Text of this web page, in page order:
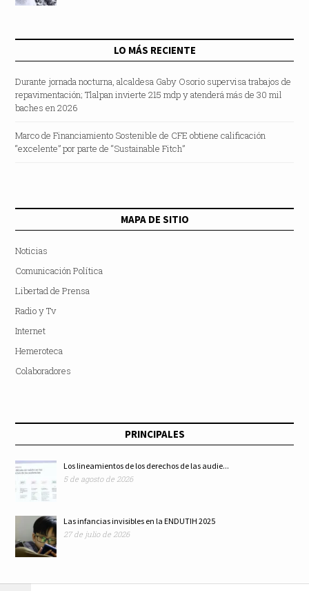
LO MÁS RECIENTE
Durante jornada nocturna, alcaldesa Gaby Osorio supervisa trabajos de
repavimentación; Tlalpan invierte 215 mdp y atenderá más de 30 mil
baches en 2026
Marco de Financiamiento Sostenible de CFE obtiene calificación
“excelente” por parte de “Sustainable Fitch”
MAPA DE SITIO
Noticias
Comunicación Política
Libertad de Prensa
Radio y Tv
Internet
Hemeroteca
Colaboradores
PRINCIPALES
Los lineamientos de los derechos de las audie...
5 de agosto de 2026
Las infancias invisibles en la ENDUTIH 2025
27 de julio de 2026